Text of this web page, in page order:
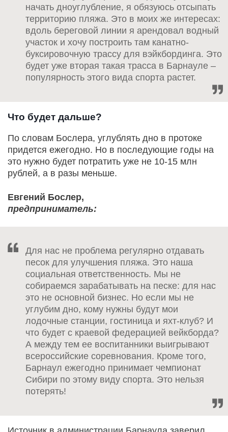
начать дноуглубление, я обязуюсь отсыпать
территорию пляжа. Это в моих же интересах:
вдоль береговой линии я арендовал водный
участок и хочу построить там канатно-
буксировочную трассу для вэйкбординга. Это
будет уже вторая такая трасса в Барнауле –
популярность этого вида спорта растет.
Что будет дальше?
По словам Бослера, углублять дно в протоке
придется ежегодно. Но в последующие годы на
это нужно будет потратить уже не 10-15 млн
рублей, а в разы меньше.
Евгений Бослер,
предприниматель:
Для нас не проблема регулярно отдавать
песок для улучшения пляжа. Это наша
социальная ответственность. Мы не
собираемся зарабатывать на песке: для нас
это не основной бизнес. Но если мы не
углубим дно, кому нужны будут мои
лодочные станции, гостиница и яхт-клуб? И
что будет с краевой федерацией вейкборда?
А между тем ее воспитанники выигрывают
всероссийские соревнования. Кроме того,
Барнаул ежегодно принимает чемпионат
Сибири по этому виду спорта. Это нельзя
потерять!